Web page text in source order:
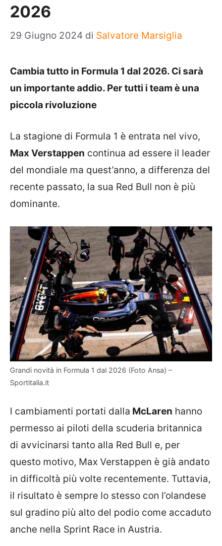
2026
29 Giugno 2024 di Salvatore Marsiglia
Cambia tutto in Formula 1 dal 2026. Ci sarà
un importante addio. Per tutti i team è una
piccola rivoluzione
La stagione di Formula 1 è entrata nel vivo,
Max Verstappen continua ad essere il leader
del mondiale ma quest’anno, a differenza del
recente passato, la sua Red Bull non è più
dominante.
Grandi novità in Formula 1 dal 2026 (Foto Ansa) –
Sportitalia.it
I cambiamenti portati dalla McLaren hanno
permesso ai piloti della scuderia britannica
di avvicinarsi tanto alla Red Bull e, per
questo motivo, Max Verstappen è già andato
in difficoltà più volte recentemente. Tuttavia,
il risultato è sempre lo stesso con l’olandese
sul gradino più alto del podio come accaduto
anche nella Sprint Race in Austria.